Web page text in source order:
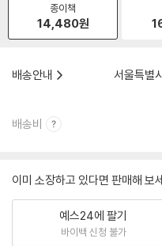
종이책
14,480원
배송안내
서울특별
배송비
이미 소장하고 있다면 판매해 보
예스24에 팔기
바이백 신청 불가